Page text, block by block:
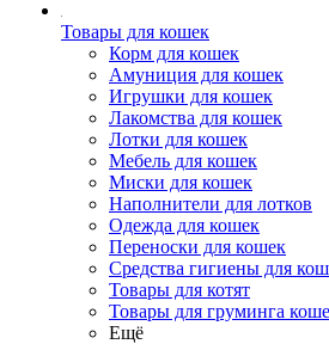
Товары для кошек
Корм для кошек
Амуниция для кошек
Игрушки для кошек
Лакомства для кошек
Лотки для кошек
Мебель для кошек
Миски для кошек
Наполнители для лотков
Одежда для кошек
Переноски для кошек
Средства гигиены для
Товары для котят
Товары для груминга
Ещё